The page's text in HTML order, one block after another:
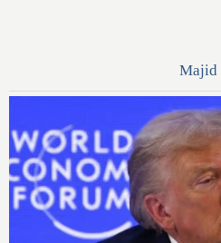
Majid